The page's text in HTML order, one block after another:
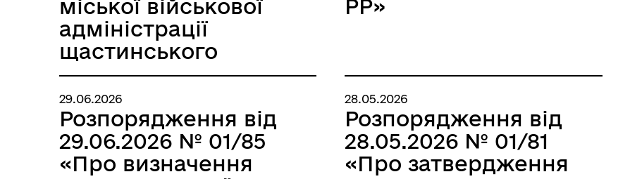
міської військової
адміністрації
щастинського
району Луганської
області від
03.12.2024 № 01/140»
РР»
29.06.2026
Розпорядження від
29.06.2026 № 01/85
«Про визначення
28.05.2026
Розпорядження від
28.05.2026 № 01/81
«Про затвердження